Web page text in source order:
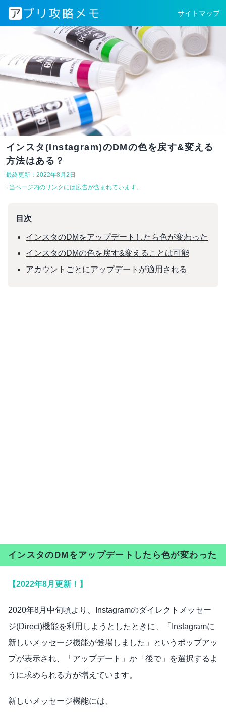
サイトマップ
インスタ(Instagram)のDMの色を戻す&変える
方法はある？
最終更新：2022年8月2日
ℹ︎ 当ページ内のリンクには広告が含まれています。
目次
インスタのDMをアップデートしたら色が変わった
インスタのDMの色を戻す&変えることは可能
アカウントごとにアップデートが適用される
インスタのDMをアップデートしたら色が変わった
【2022年8月更新！】
2020年8月中旬頃より、Instagramのダイレクトメッセー
ジ(Direct)機能を利用しようとしたときに、「Instagramに
新しいメッセージ機能が登場しました」というポップアッ
プが表示され、「アップデート」か「後で」を選択するよ
うに求められる方が増えています。
新しいメッセージ機能には、